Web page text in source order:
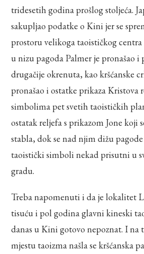
tridesetih godina prošlog stoljeća.
sakupljao podatke o Kini jer se
prostoru velikoga taoističkog
u nizu pagoda Palmer je pronašao i
drugačije okrenuta, kao kršćanske
pronašao i ostatke prikaza Kristova
simbolima pet svetih taoističkih
ostatak reljefa s prikazom Jone koji
stabla, dok se nad njim dižu
taoistički simboli nekad prisutni u
gradu.
Treba napomenuti i da je lokalitet
tisuću i pol godina glavni kineski
danas u Kini gotovo nepoznat. I na
mjestu taoizma našla se kršćanska